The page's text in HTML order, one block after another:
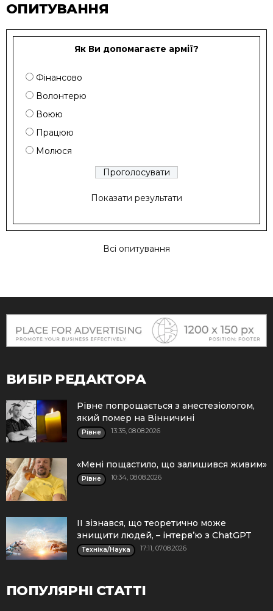
ОПИТУВАННЯ
Як Ви допомагаєте армії?
Фінансово
Волонтерю
Воюю
Працюю
Молюся
Показати результати
Всі опитування
ВИБІР РЕДАКТОРА
Рівне попрощається з анестезіологом,
який помер на Вінничині
Рівне 13:35, 08.08.2026
«Мені пощастило, що залишився живим»
Рівне 10:34, 08.08.2026
ІІ зізнався, що теоретично може
знищити людей, – інтерв’ю з ChatGPT
Техніка/Наука 17:11, 07.08.2026
ПОПУЛЯРНІ СТАТТІ